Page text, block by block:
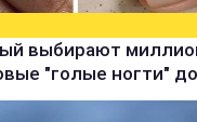
выбирают
"голые ногти"